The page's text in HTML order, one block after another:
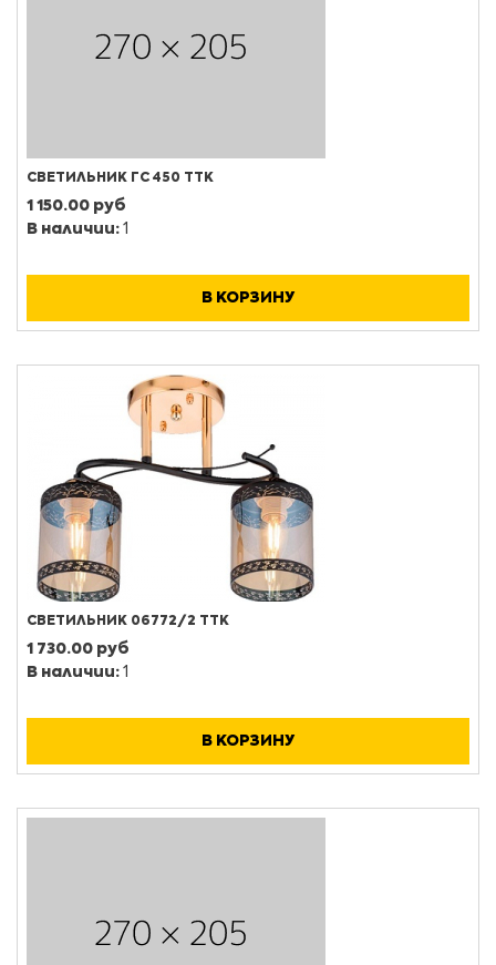
СВЕТИЛЬНИК ГС 450 ТТК
1 150.00 руб
В наличии: 1
В КОРЗИНУ
СВЕТИЛЬНИК 06772/2 ТТК
1 730.00 руб
В наличии: 1
В КОРЗИНУ